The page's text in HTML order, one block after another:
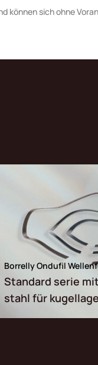
können sich ohne
Borrelly Ondufil
Standard serie
stahl für